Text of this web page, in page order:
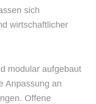
sich
wirtschaftlicher
modular aufgebaut
Anpassung an
Offene